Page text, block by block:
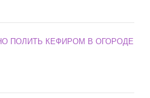
ПОЛИТЬ КЕФИРОМ В ОГОРОДЕ